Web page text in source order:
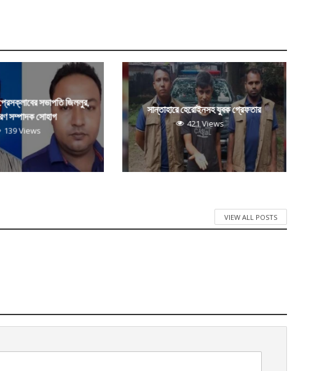
সভাপতি জিললুর,
সম্পাদক সোহাগ
139 Views
সান্তাহারে হেরোইনসহ যুবক গ্রেফতার
421 Views
VIEW ALL POSTS